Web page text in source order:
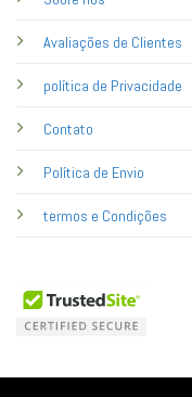
Avaliações de Clientes
política de Privacidade
Contato
Política de Envio
termos e Condições